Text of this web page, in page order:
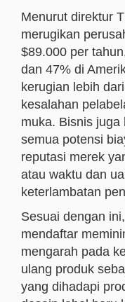
Menurut direktur
merugikan
$89.000 per
dan 47% di
kerugian lebih
kesalahan
muka. Bisnis juga
semua potensi
reputasi merek
atau waktu dan
keterlambatan
Sesuai dengan
mendaftar
mengarah pada
ulang produk
yang dihadapi